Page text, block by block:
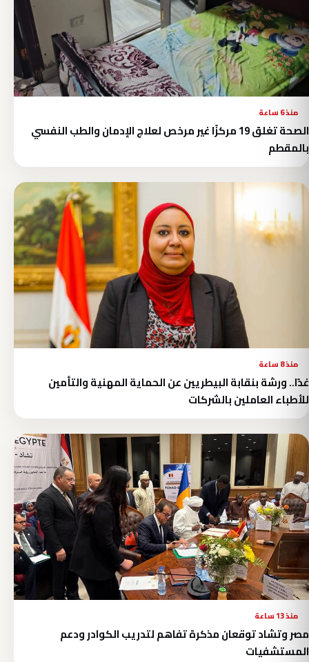
منذ 6 ساعة
الصحة تغلق 19 مركزًا غير مرخص لعلاج الإدمان والطب النفسي
بالمقطم
منذ 8 ساعة
غدًا.. ورشة بنقابة البيطريين عن الحماية المهنية والتأمين
للأطباء العاملين بالشركات
منذ 13 ساعة
مصر وتشاد توقعان مذكرة تفاهم لتدريب الكوادر ودعم
المستشفيات